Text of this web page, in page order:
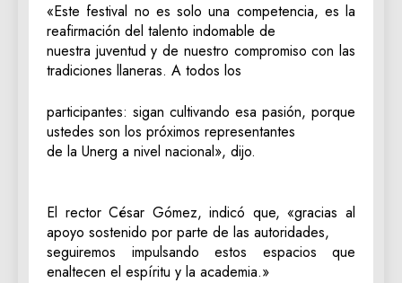
«Este festival no es solo una competencia, es la
reafirmación del talento indomable de
nuestra juventud y de nuestro compromiso con las
tradiciones llaneras. A todos los
participantes: sigan cultivando esa pasión, porque
ustedes son los próximos representantes
de la Unerg a nivel nacional», dijo.
​El rector César Gómez, indicó que, «gracias al
apoyo sostenido por parte de las autoridades,
seguiremos impulsando estos espacios que
enaltecen el espíritu y la academia.»